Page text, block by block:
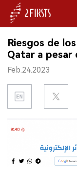
INICIO
EMPRESA
PRODUCTO
DATOS
Riesgos de
Qatar a pesar
Feb.24.2023